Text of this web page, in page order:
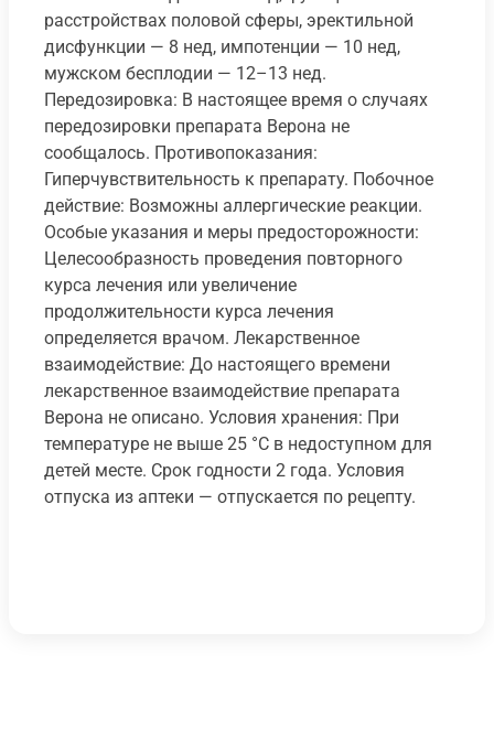
расстройствах половой сферы, эректильной
дисфункции — 8 нед, импотенции — 10 нед,
мужском бесплодии — 12–13 нед.
Передозировка: В настоящее время о случаях
передозировки препарата Верона не
сообщалось. Противопоказания:
Гиперчувствительность к препарату. Побочное
действие: Возможны аллергические реакции.
Особые указания и меры предосторожности:
Целесообразность проведения повторного
курса лечения или увеличение
продолжительности курса лечения
определяется врачом. Лекарственное
взаимодействие: До настоящего времени
лекарственное взаимодействие препарата
Верона не описано. Условия хранения: При
температуре не выше 25 °C в недоступном для
детей месте. Срок годности 2 года. Условия
отпуска из аптеки — отпускается по рецепту.